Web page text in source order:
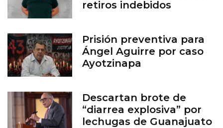
retiros indebidos
Prisión preventiva para
Ángel Aguirre por caso
Ayotzinapa
Descartan brote de
“diarrea explosiva” por
lechugas de Guanajuato